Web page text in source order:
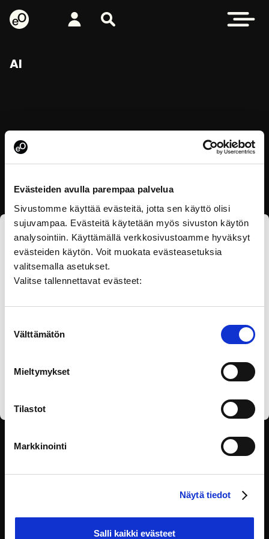
Evästeiden avulla parempaa palvelua
Sivustomme käyttää evästeitä, jotta sen käyttö olisi
sujuvampaa. Evästeitä käytetään myös sivuston käytön
analysointiin. Käyttämällä verkkosivustoamme hyväksyt
evästeiden käytön. Voit muokata evästeasetuksia
valitsemalla asetukset.
Valitse tallennettavat evästeet:
valinta
Välttämätön
Mieltymykset
Tilastot
Markkinointi
Näytä tiedot
Salli kaikki evästeet
eOppiva - Etusivulle
Kirjaudu Etsi sivustolta Avaa
AI
Tilaa eOppivan uutiskirje
ja annan
suostumukseni tietojen käsittelyyn.
SEURAA SOSIAALISESSA